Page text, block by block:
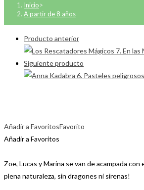
Inicio>
A partir de 8 años
Producto anterior
Siguiente producto
Añadir a FavoritosFavorito
Añadir a Favoritos
Zoe, Lucas y Marina se van de acampada con
plena naturaleza, sin dragones ni sirenas!